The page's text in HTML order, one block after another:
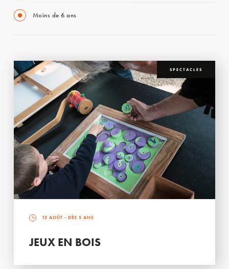
Moins de 6 ans
SPECTACLES
12 AOÛT - DÈS 5 ANS
JEUX EN BOIS